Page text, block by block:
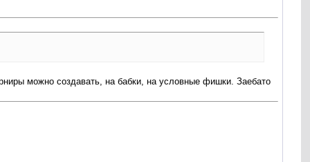
можно создавать, на бабки, на условные фишки. Заебато